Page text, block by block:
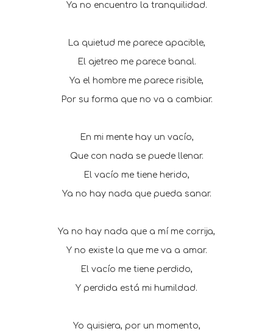
Ya no encuentro la tranquilidad.
La quietud me parece apacible,
El ajetreo me parece banal.
Ya el hombre me parece risible,
Por su forma que no va a cambiar.
En mi mente hay un vacío,
Que con nada se puede llenar.
El vacío me tiene herido,
Ya no hay nada que pueda sanar.
Ya no hay nada que a mí me corrija,
Y no existe la que me va a amar.
El vacío me tiene perdido,
Y perdida está mi humildad.
Yo quisiera, por un momento,